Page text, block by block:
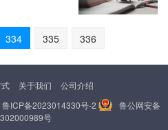
334 335 336
关于我们
公司介绍
鲁ICP备2023014330号-2
鲁公网安备
号